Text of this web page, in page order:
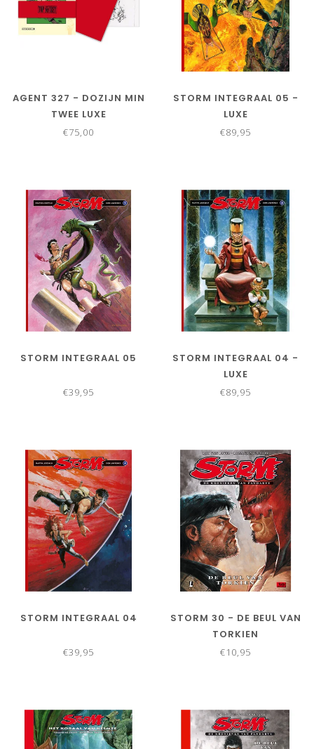
AGENT 327 - DOZIJN MIN
TWEE LUXE
€75,00
STORM INTEGRAAL 05 -
LUXE
€89,95
STORM INTEGRAAL 05
€39,95
STORM INTEGRAAL 04 -
LUXE
€89,95
STORM INTEGRAAL 04
€39,95
STORM 30 - DE BEUL VAN
TORKIEN
€10,95